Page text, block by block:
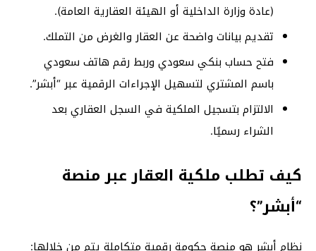
(عادة وزارة الداخلية أو الهيئة العقارية العامة).
تقديم بيانات واضحة عن العقار والغرض من التملك.
فتح حساب بنكي سعودي وربط رقم هاتف سعودي
باسم المشتري لتسهيل الإجراءات الرقمية عبر “أبشر”.
الالتزام بتسجيل الملكية في السجل العقاري بعد
الشراء رسميًا.
كيف تطلب ملكية العقار عبر منصة
“أبشر”؟
نظام أبشر هو منصة حكومة رقمية متكاملة يتم من خلالها: